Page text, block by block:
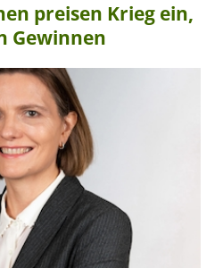
preisen Krieg ein,
Gewinnen